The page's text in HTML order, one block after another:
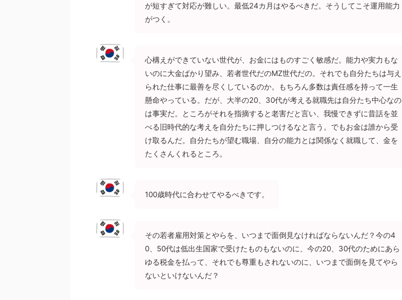
が短すぎて対応が難しい。最低24カ月はやるべきだ。そうしてこそ運用能力
がつく。
心構えができていない世代が、お金にはものすごく敏感だ。能力や実力もな
いのに大金ばかり望み、若者世代だのMZ世代だの。それでも自分たちは与え
られた仕事に最善を尽くしているのか。もちろん多数は責任感を持って一生
懸命やっている。だが、大半の20、30代が考える就職先は自分たち中心なの
は事実だ。ところがそれを指摘すると老害だと言い、我慢できずに昔話を並
べる旧時代的な考えを自分たちに押しつけるなと言う。でもお金は誰から受
け取るんだ。自分たちが望む職場、自分の能力とは関係なく就職して、金を
たくさんくれるところ。
100歳時代に合わせてやるべきです。
その若者雇用対策とやらを、いつまで面倒見なければならないんだ？今の4
0、50代は低出生国家で受けたものもないのに、今の20、30代のためにあら
ゆる税金を払って、それでも尊重もされないのに、いつまで面倒を見てやら
ないといけないんだ？